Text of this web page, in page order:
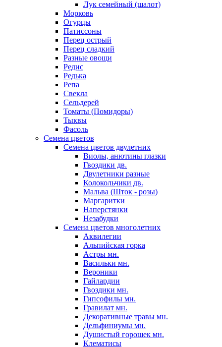
Лук семейный (шалот)
Морковь
Огурцы
Патиссоны
Перец острый
Перец сладкий
Разные овощи
Редис
Редька
Репа
Свекла
Сельдерей
Томаты (Помидоры)
Тыквы
Фасоль
Семена цветов
Семена цветов двулетних
Виолы, анютины глазки
Гвоздики дв.
Двулетники разные
Колокольчики дв.
Мальва (Шток - розы)
Маргаритки
Наперстянки
Незабудки
Семена цветов многолетних
Аквилегии
Альпийская горка
Астры мн.
Васильки мн.
Вероники
Гайлардии
Гвоздики мн.
Гипсофилы мн.
Гравилат мн.
Декоративные травы мн.
Дельфиниумы мн.
Душистый горошек мн.
Клематисы